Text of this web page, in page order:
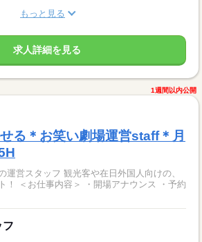
もっと見る
求人詳細を見る
1週間以内公開
る＊お笑い劇場運営staff＊月
客や在日外国人向けの、
・予約
フ